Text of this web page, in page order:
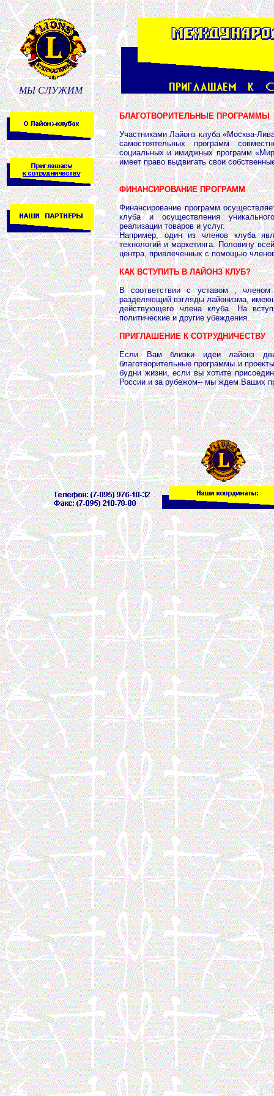
МЫ СЛУЖИМ
БЛАГОТВОРИТЕЛЬНЫЕ ПРОГРАММЫ
Участниками Лайонз клуба «Москва-
самостоятельных программ
социальных и имиджных программ
имеет право выдвигать свои
ФИНАНСИРОВАНИЕ ПРОГРАММ
Финансирование программ
клуба и осуществления
реализации товаров и услуг.
Например, один из членов клуба
технологий и маркетинга. Половину
центра, привлеченных с помощью
КАК ВСТУПИТЬ В ЛАЙОНЗ КЛУБ?
В соответствии с уставом ,
разделяющий взгляды лайонизма,
действующего члена клуба. На
политические и другие убеждения.
ПРИГЛАШЕНИЕ К СОТРУДНИЧЕСТВУ
Если Вам близки идеи лайонз
благотворительные программы и
будни жизни, если вы хотите
России и за рубежом-- мы ждем Ваших